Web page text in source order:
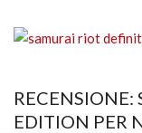
EDITION PER